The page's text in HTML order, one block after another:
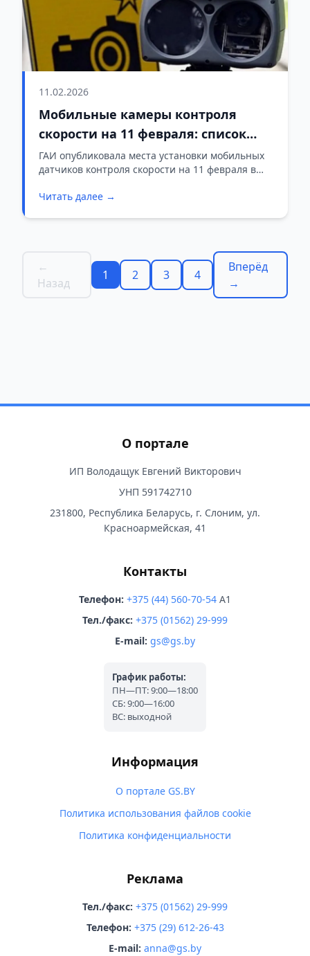
11.02.2026
Мобильные камеры контроля
скорости на 11 февраля: список
участков
ГАИ опубликовала места установки мобильных
датчиков контроля скорости на 11 февраля в
Читать далее →
←
Назад
1 2 3 4
Вперёд
→
О портале
ИП Володащук Евгений Викторович
УНП 591742710
231800, Республика Беларусь, г. Слоним, ул.
Красноармейская, 41
Контакты
Телефон: +375 (44) 560-70-54 A1
Тел./факс: +375 (01562) 29-999
E-mail: gs@gs.by
График работы:
ПН—ПТ: 9:00—18:00
СБ: 9:00—16:00
ВС: выходной
Информация
О портале GS.BY
Политика использования файлов cookie
Политика конфиденциальности
Реклама
Тел./факс: +375 (01562) 29-999
Телефон: +375 (29) 612-26-43
E-mail: anna@gs.by